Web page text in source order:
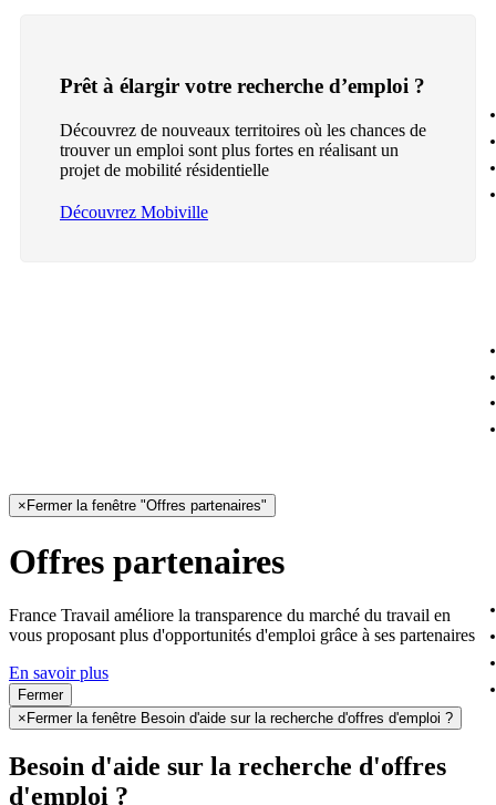
Prêt à élargir votre recherche d’emploi ?
Découvrez de nouveaux territoires où les chances de
trouver un emploi sont plus fortes en réalisant un
projet de mobilité résidentielle
Découvrez Mobiville
× Fermer la fenêtre "Offres partenaires"
Offres partenaires
France Travail améliore la transparence du marché du travail en
vous proposant plus d'opportunités d'emploi grâce à ses partenaires
En savoir plus
Fermer
× Fermer la fenêtre Besoin d'aide sur la recherche d'offres d'emploi ?
Besoin d'aide sur la recherche d'offres
d'emploi ?